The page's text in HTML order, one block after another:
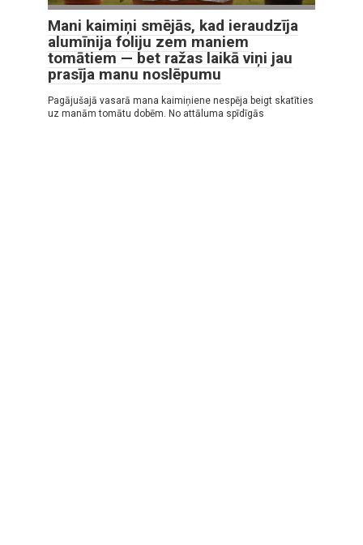
Mani kaimiņi smējās, kad ieraudzīja
alumīnija foliju zem maniem
tomātiem — bet ražas laikā viņi jau
prasīja manu noslēpumu
Pagājušajā vasarā mana kaimiņiene nespēja beigt skatīties
uz manām tomātu dobēm. No attāluma spīdīgās